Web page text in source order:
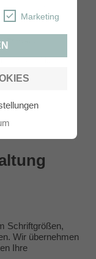
Marketing
Schriftgrößen,
Wir übernehmen
Ihre